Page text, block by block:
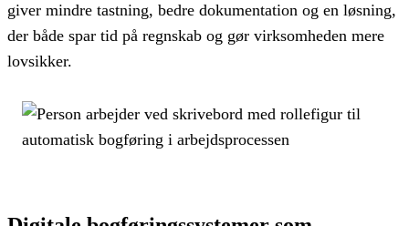
giver mindre tastning, bedre dokumentation og en løsning,
der både spar tid på regnskab og gør virksomheden mere
lovsikker.